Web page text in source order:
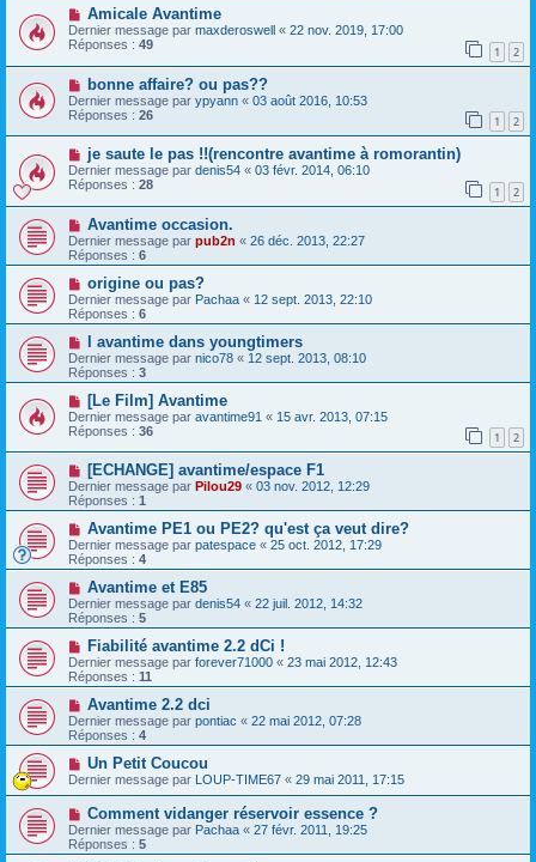
Amicale Avantime
Dernier message par maxderoswell « 22 nov. 2019, 17:00
Réponses : 49 1 2
bonne affaire? ou pas??
Dernier message par ypyann « 03 août 2016, 10:53
Réponses : 26 1 2
je saute le pas !!(rencontre avantime à romorantin)
Dernier message par denis54 « 03 févr. 2014, 06:10
Réponses : 28 1 2
Avantime occasion.
Dernier message par pub2n « 26 déc. 2013, 22:27
Réponses : 6
origine ou pas?
Dernier message par Pachaa « 12 sept. 2013, 22:10
Réponses : 6
l avantime dans youngtimers
Dernier message par nico78 « 12 sept. 2013, 08:10
Réponses : 3
[Le Film] Avantime
Dernier message par avantime91 « 15 avr. 2013, 07:15
Réponses : 36 1 2
[ECHANGE] avantime/espace F1
Dernier message par Pilou29 « 03 nov. 2012, 12:29
Réponses : 1
Avantime PE1 ou PE2? qu'est ça veut dire?
Dernier message par patespace « 25 oct. 2012, 17:29
Réponses : 4
Avantime et E85
Dernier message par denis54 « 22 juil. 2012, 14:32
Réponses : 5
Fiabilité avantime 2.2 dCi !
Dernier message par forever71000 « 23 mai 2012, 12:43
Réponses : 11
Avantime 2.2 dci
Dernier message par pontiac « 22 mai 2012, 07:28
Réponses : 4
Un Petit Coucou
Dernier message par LOUP-TIME67 « 29 mai 2011, 17:15
Comment vidanger réservoir essence ?
Dernier message par Pachaa « 27 févr. 2011, 19:25
Réponses : 5